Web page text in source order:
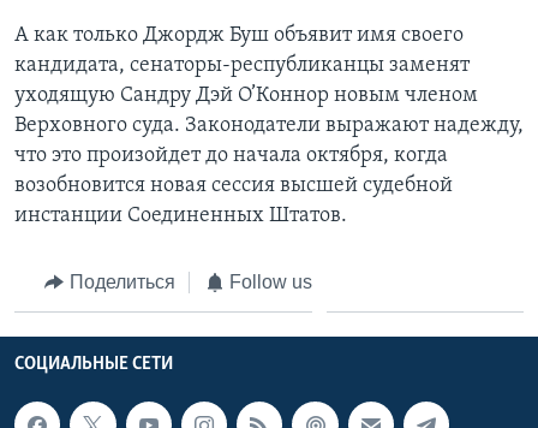
А как только Джордж Буш объявит имя своего
кандидата, сенаторы-республиканцы заменят
уходящую Сандру Дэй О’Коннор новым членом
Верховного суда. Законодатели выражают надежду,
что это произойдет до начала октября, когда
возобновится новая сессия высшей судебной
инстанции Соединенных Штатов.
Поделиться Follow us
СОЦИАЛЬНЫЕ СЕТИ